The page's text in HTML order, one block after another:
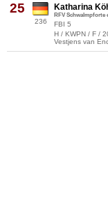
25
236
Katharina
RFV Schwalmpforte
FBI 5
H / KWPN / F /
Vestjens van